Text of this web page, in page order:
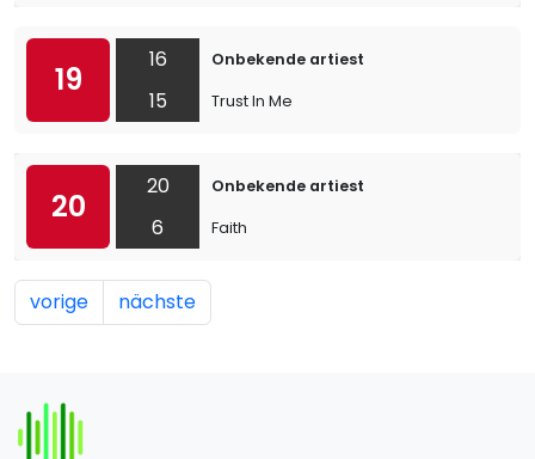
19
16
15
Onbekende artiest
Trust In Me
20
20
6
Onbekende artiest
Faith
vorige nächste